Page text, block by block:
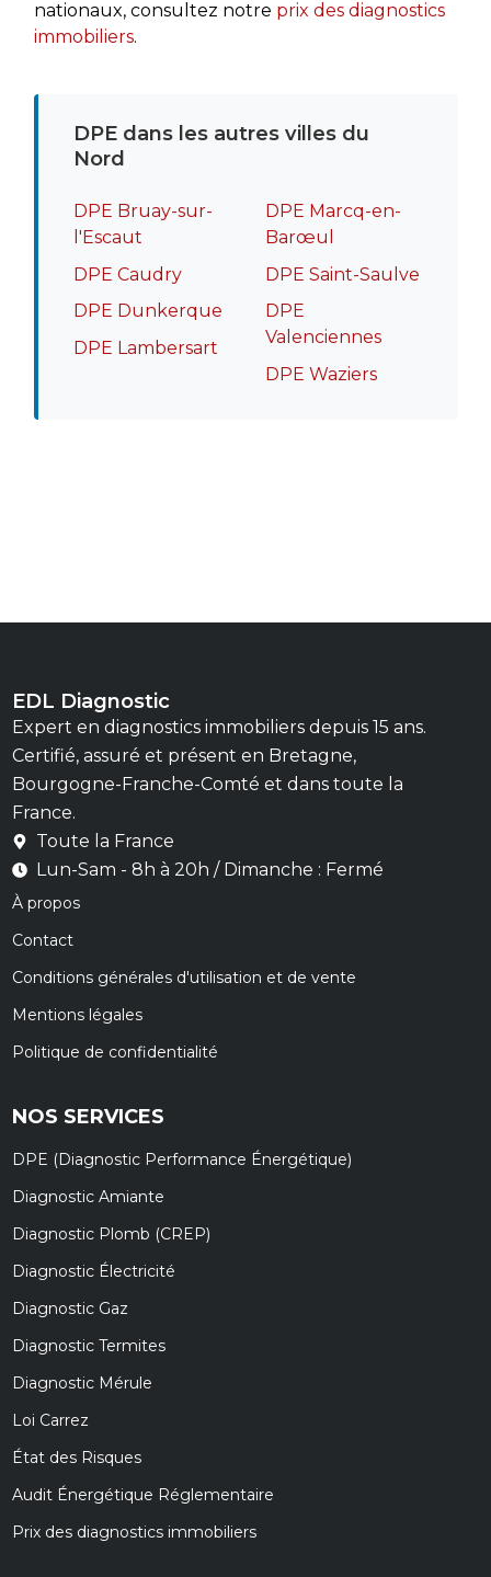
nationaux, consultez notre prix des diagnostics
immobiliers.
DPE dans les autres villes du
Nord
DPE Bruay-sur-
l'Escaut
DPE Caudry
DPE Dunkerque
DPE Lambersart
DPE Marcq-en-
Barœul
DPE Saint-Saulve
DPE
Valenciennes
DPE Waziers
EDL Diagnostic
Expert en diagnostics immobiliers depuis 15 ans.
Certifié, assuré et présent en Bretagne,
Bourgogne-Franche-Comté et dans toute la
France.
Toute la France
Lun-Sam - 8h à 20h / Dimanche : Fermé
À propos
Contact
Conditions générales d'utilisation et de vente
Mentions légales
Politique de confidentialité
NOS SERVICES
DPE (Diagnostic Performance Énergétique)
Diagnostic Amiante
Diagnostic Plomb (CREP)
Diagnostic Électricité
Diagnostic Gaz
Diagnostic Termites
Diagnostic Mérule
Loi Carrez
État des Risques
Audit Énergétique Réglementaire
Prix des diagnostics immobiliers